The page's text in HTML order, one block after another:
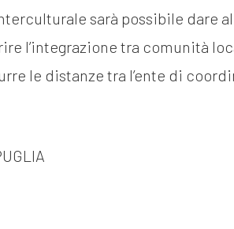
sarà possibile dare
l’integrazione tra comunità
le distanze tra l’ente di